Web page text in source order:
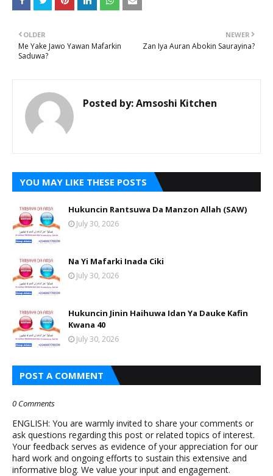
NEWER
Zan Iya Auran Abokin Saurayina?
OLDER
Me Yake Jawo Yawan Mafarkin
Saduwa?
Posted by:Amsoshi Kitchen
YOU MAY LIKE THESE POSTS
Hukuncin Rantsuwa Da Manzon Allah (SAW)
July 30, 2026
Na Yi Mafarki Inada Ciki
July 30, 2026
Hukuncin Jinin Haihuwa Idan Ya Dauke Kafin
Kwana 40
July 30, 2026
POST A COMMENT
0 Comments
ENGLISH: You are warmly invited to share your comments or
ask questions regarding this post or related topics of interest.
Your feedback serves as evidence of your appreciation for our
hard work and ongoing efforts to sustain this extensive and
informative blog. We value your input and engagement.